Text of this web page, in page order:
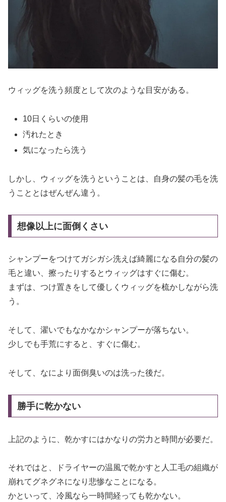
ウィッグを洗う頻度として次のような目安がある。
10日くらいの使用
汚れたとき
気になったら洗う
しかし、ウィッグを洗うということは、自身の髪の毛を洗
うこととはぜんぜん違う。
想像以上に面倒くさい
シャンプーをつけてガシガシ洗えば綺麗になる自分の髪の
毛と違い、擦ったりするとウィッグはすぐに傷む。
まずは、つけ置きをして優しくウィッグを梳かしながら洗
う。
そして、濯いでもなかなかシャンプーが落ちない。
少しでも手荒にすると、すぐに傷む。
そして、なにより面倒臭いのは洗った後だ。
勝手に乾かない
上記のように、乾かすにはかなりの労力と時間が必要だ。
それではと、ドライヤーの温風で乾かすと人工毛の組織が
崩れてグネグネになり悲惨なことになる。
かといって、冷風なら一時間経っても乾かない。